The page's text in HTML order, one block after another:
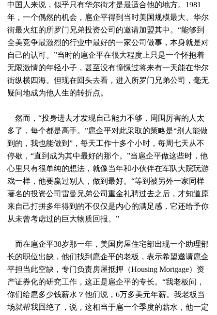
中国人来说，似乎只有华尔街才是最适合他的地方。1981
年，一个偶然的机会，扈企平得到当时美国规模最大、华尔
街最火红的所罗门兄弟投资公司的邀请加盟其中。“能够到
全美竞争最激烈的行业中最好的一家公司做事，本身就是对
自己的认可。”当时的扈企平在很大程度上只是一个怀抱着
无限激情的年轻小子，甚至没有憧憬过将来有一天能在华尔
街纵横四海。但现在回头去看，进入所罗门兄弟公司，毫无
疑问地成为他人生的转折点。
然而，“投身进去才发现自己能力不够，周围厉害的人太
多了，每个都是高手。”扈企平对此采取的策略是“别人能做
到的，我也能做到”，每天工作十多个小时，每周七天从不
停歇，“直到成为其中最好的那个。”当扈企平做这些时，他
心里只有很单纯的想法，就像当年和小伙伴在军队大院玩游
戏一样，他要赢过别人，做到最好。“等到被另外一家同样
著名的投资公司雷曼兄弟公司重金礼聘过去之后，才知道原
来自己打拼多年得到的不仅仅是内心的满足感，它还给予你
从未曾考虑过的巨大物质回报。”
而在扈企平38岁那一年，美国房屋住宅部出现一个助理部
长的职位出缺，他们找到扈企平的老板，表示希望邀请扈企
平担当此空缺，专门负责房屋抵押（Housing Mortgage）资
产证券化的研究工作，这正是扈企平的专长。“我老板问，
你们给扈多少钱薪水？他们说，6万多美元年薪。我老板当
场就帮我回绝了，说，这相当于扈一个季度的薪水，他一定